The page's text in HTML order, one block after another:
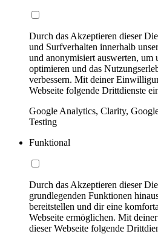
Durch das Akzeptieren dieser
und Surfverhalten innerhalb
und anonymisiert auswerten, um
optimieren und das
verbessern. Mit deiner
Webseite folgende Drittdienste
Google Analytics, Clarity,
Testing
Funktional
Durch das Akzeptieren dieser
grundlegenden Funktionen
bereitstellen und dir eine
Webseite ermöglichen. Mit
dieser Webseite folgende